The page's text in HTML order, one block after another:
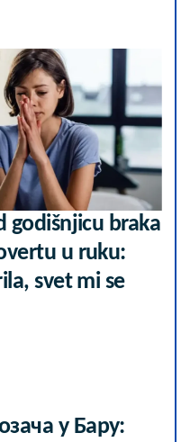
godišnjicu braka
u ruku:
svet mi se
у Бару: